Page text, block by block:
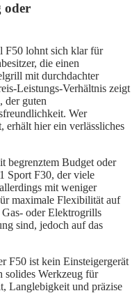
oder
F50 lohnt sich klar für
die einen
mit durchdachter
Leistungs-Verhältnis zeigt
der guten
Wer
erhält hier ein verlässliches
begrenztem Budget oder
Sport F30, der viele
mit weniger
maximale Flexibilität auf
oder Elektrogrills
sind, jedoch auf das
F50 ist kein Einsteigergerät
solides Werkzeug für
Langlebigkeit und präzise